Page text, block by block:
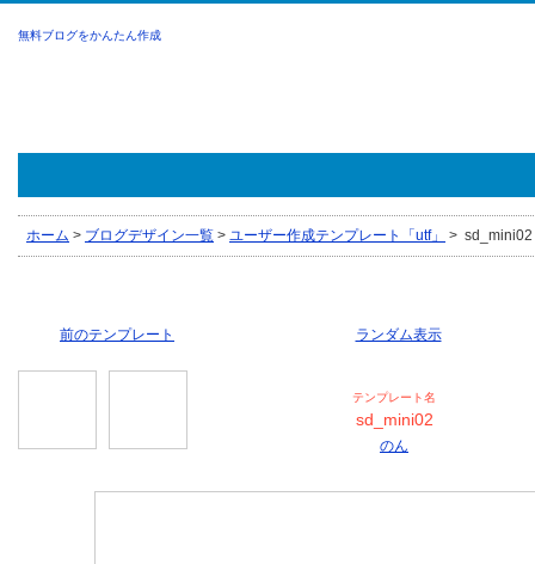
無料ブログをかんたん作成
ホーム > ブログデザイン一覧 > ユーザー作成テンプレート「utf」 > sd_mini02
前のテンプレート ランダム表示
テンプレート名
sd_mini02
のん